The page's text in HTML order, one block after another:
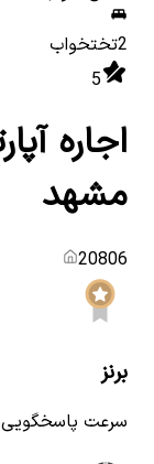
2تختخواب
5
اجاره
مشهد
20806
برنز
سرعت پاسخگویی